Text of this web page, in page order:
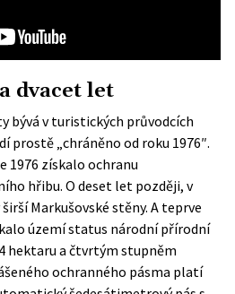
dvacet let
bývá v turistických průvodcích
prostě „chráněno od roku 1976″.
1976 získalo ochranu
hřibu. O deset let později, v
Markušovské stěny. A teprve
území status národní přírodní
hektaru a čtvrtým stupněm
ochranného pásma platí